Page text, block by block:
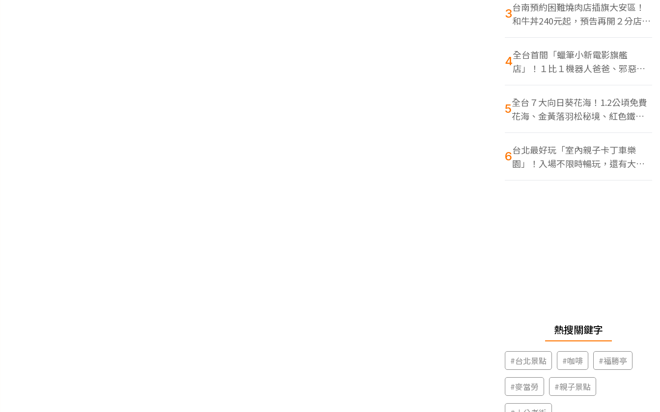
3台南預約困難燒肉店插旗大安區！
和牛丼240元起，預告再開２分店、
地點曝光
4全台首間「蠟筆小新電影旗艦
店」！１比１機器人爸爸、邪惡正
男，百款周邊買翻
5全台７大向日葵花海！1.2公頃免費
花海、金黃落羽松秘境、紅色鐵橋
同框
6台北最好玩「室內親子卡丁車樂
園」！入場不限時暢玩，還有大螢
幕Switch遊戲區
熱搜關鍵字
#台北景點 #咖啡 #福勝亭
#麥當勞 #親子景點